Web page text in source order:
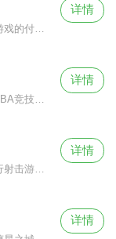
雷霆战机破解版无限钻石版破解了游戏的付费机制，让用户无需充值即可拥有无限钻石。这是一款划时代的飞行射击游戏，具有许多革命性的创新设计，包括游戏剧情、角色设定、武器装备以及道具等，都是经过精心策划的。游戏以奇居族密谋进攻宇宙星球为故事背景的人机对抗赛。
详情
详情
星河战神是一款空中战机战斗的飞行射击游戏。作为雷霆机甲的续作，玩家依旧可以在星河战神里面操作可以变形的3D机甲进行飞行射击。
详情
详情